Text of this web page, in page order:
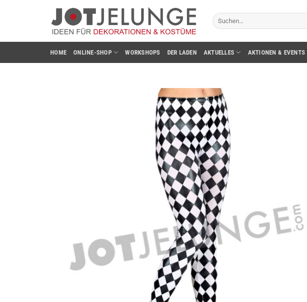
Suchen
nach:
HOME ONLINE-SHOP WORKSHOPS DER LADEN AKTUELLES AKTIONEN & EVENTS